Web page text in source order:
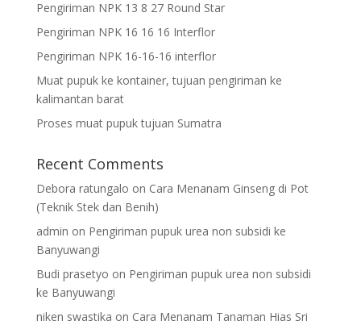
Pengiriman NPK 13 8 27 Round Star
Pengiriman NPK 16 16 16 Interflor
Pengiriman NPK 16-16-16 interflor
Muat pupuk ke kontainer, tujuan pengiriman ke
kalimantan barat
Proses muat pupuk tujuan Sumatra
Recent Comments
Debora ratungalo on Cara Menanam Ginseng di Pot
(Teknik Stek dan Benih)
admin on Pengiriman pupuk urea non subsidi ke
Banyuwangi
Budi prasetyo on Pengiriman pupuk urea non subsidi
ke Banyuwangi
niken swastika on Cara Menanam Tanaman Hias Sri